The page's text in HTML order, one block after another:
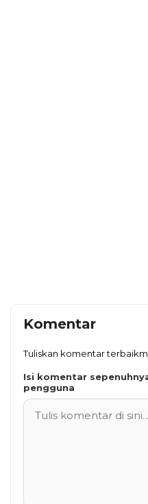
Komentar
Tuliskan komentar
Isi komentar
pengguna